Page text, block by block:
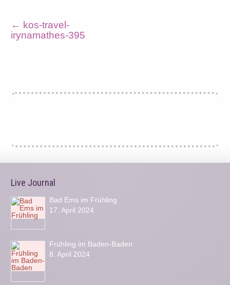
← kos-travel-
irynamathes-395
Live Journal
Bad Ems im Frühling
17. April 2024
Frühling im Baden-Baden
8. April 2024